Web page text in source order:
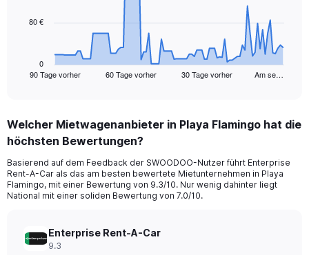
The
Range:
91
The
chart
has
axis
displaying
90 Tage vorher 60 Tage vorher 30 Tage vorher Am se…
0
80 €
End
Welcher Mietwagenanbieter in Playa Flamingo hat die
höchsten Bewertungen?
Basierend auf dem Feedback der SWOODOO-Nutzer führt Enterprise
Rent-A-Car als das am besten bewertete Mietunternehmen in Playa
Flamingo, mit einer Bewertung von 9.3/10. Nur wenig dahinter liegt
National mit einer soliden Bewertung von 7.0/10.
Enterprise Rent-A-Car
9.3